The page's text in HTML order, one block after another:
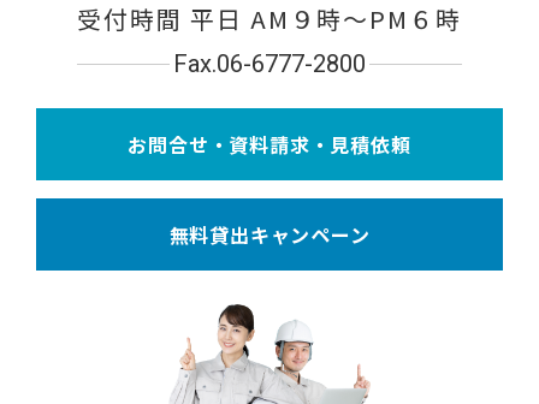
受付時間 平日 AM９時〜PM６時
Fax.06-6777-2800
お問合せ・資料請求・見積依頼
無料貸出キャンペーン